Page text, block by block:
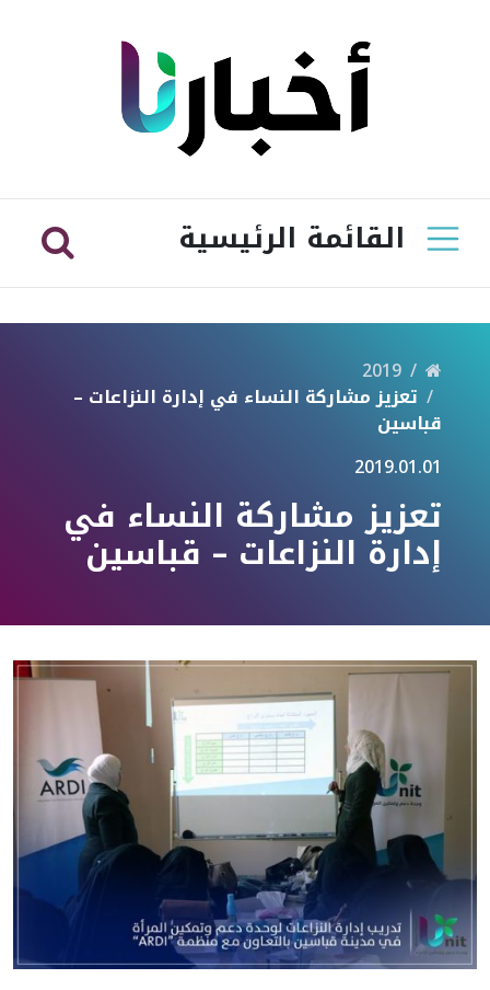
القائمة الرئيسية
2019
تعزيز مشاركة النساء في إدارة النزاعات –
قباسين
2019.01.01
تعزيز مشاركة النساء في
إدارة النزاعات – قباسين